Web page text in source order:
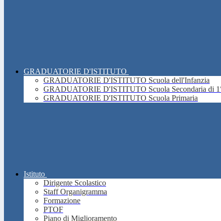
GRADUATORIE D'ISTITUTO
GRADUATORIE D'ISTITUTO Scuola dell'Infanzia
GRADUATORIE D'ISTITUTO Scuola Secondaria di
GRADUATORIE D'ISTITUTO Scuola Primaria
Istituto
Dirigente Scolastico
Staff Organigramma
Formazione
PTOF
Piano di Miglioramento